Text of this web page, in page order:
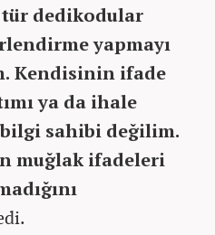
tür dedikodular
yapmayı
Kendisinin ifade
ya da ihale
sahibi değilim.
muğlak ifadeleri